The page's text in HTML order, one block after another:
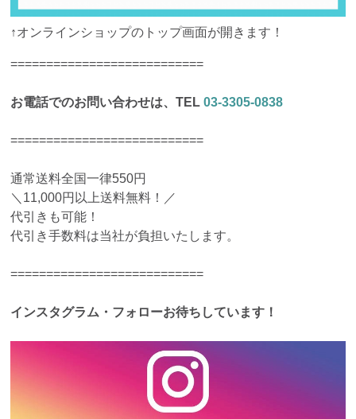
↑オンラインショップのトップ画面が開きます！
===========================
お電話でのお問い合わせは、TEL03-3305-0838
===========================
通常送料全国一律550円
＼11,000円以上送料無料！／
代引きも可能！
代引き手数料は当社が負担いたします。
===========================
インスタグラム・フォローお待ちしています！